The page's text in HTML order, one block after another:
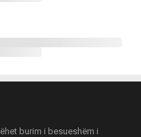
burim i besueshëm i